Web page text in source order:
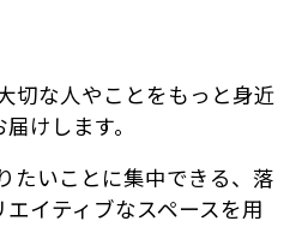
切な人やことをもっと身近
けします。
たいことに集中できる、落
イティブなスペースを用